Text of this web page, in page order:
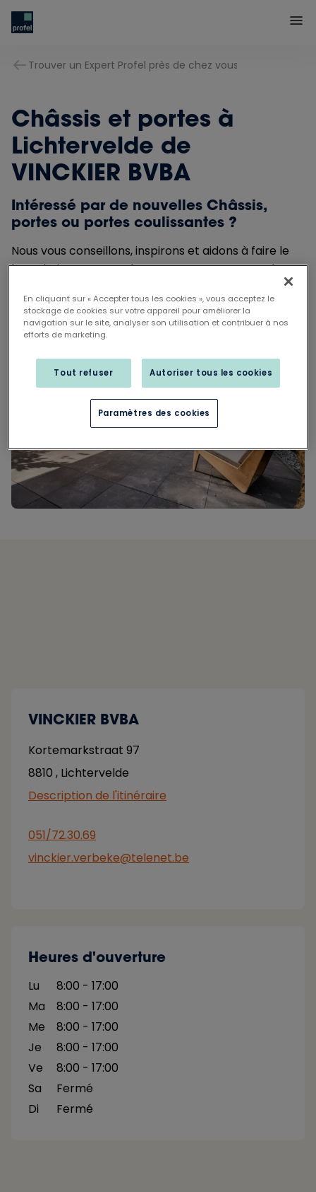
Trouver un Expert Profel près de chez vous
Châssis et portes à
Lichtervelde de
VINCKIER BVBA
Intéressé par de nouvelles Châssis,
portes ou portes coulissantes ?
Nous vous conseillons, inspirons et aidons à faire le
bon choix. Nous prendrons contact avec vous dans
VINCKIER BVBA
Kortemarkstraat 97
8810 , Lichtervelde
Description de l'itinéraire
051/72.30.69
vinckier.verbeke@telenet.be
Heures d'ouverture
Lu
8:00 - 17:00
Ma
8:00 - 17:00
Me
8:00 - 17:00
Je
8:00 - 17:00
Ve
8:00 - 17:00
Sa
Fermé
Di
Fermé
En cliquant sur « Accepter tous les cookies », vous acceptez le
stockage de cookies sur votre appareil pour améliorer la
navigation sur le site, analyser son utilisation et contribuer à nos
efforts de marketing.
Tout refuser Autoriser tous les cookies
Paramètres des cookies